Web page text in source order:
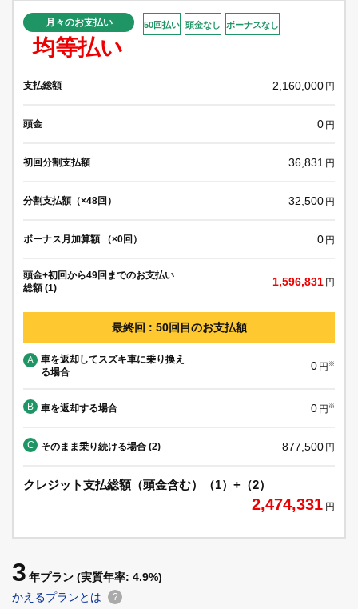
月々のお支払い
均等払い
50回払い 頭金なし ボーナスなし
支払総額 2,160,000 円
頭金 0 円
初回分割支払額 36,831 円
分割支払額（×48回） 32,500 円
ボーナス月加算額 （×0回） 0 円
頭金+初回から49回までのお支払い
総額 (1)
1,596,831 円
最終回 : 50回目のお支払額
A
車を返却してスズキ車に乗り換え
る場合
0 円 ※
B 車を返却する場合 0 円 ※
C そのまま乗り続ける場合 (2) 877,500 円
クレジット支払総額（頭金含む）（1）+（2）
2,474,331 円
3 年プラン (実質年率: 4.9%)
かえるプランとは
?